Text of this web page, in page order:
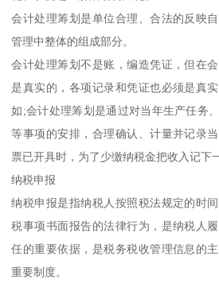
会计处理筹划是单位合理、合法的反映
管理中整体的组成部分。
会计处理筹划不是账，编造凭证，但在
是真实的，各项记录和凭证也必须是真
如;会计处理筹划是通过对当年生产任务
等事项的安排，合理确认、计量并记录
票已开具时，为了少缴纳税金把收入记下
纳税申报
纳税申报是指纳税人按照税法规定的时
税事项书面报告的法律行为，是纳税人
任的重要依据，是税务税收管理信息的
重要制度。